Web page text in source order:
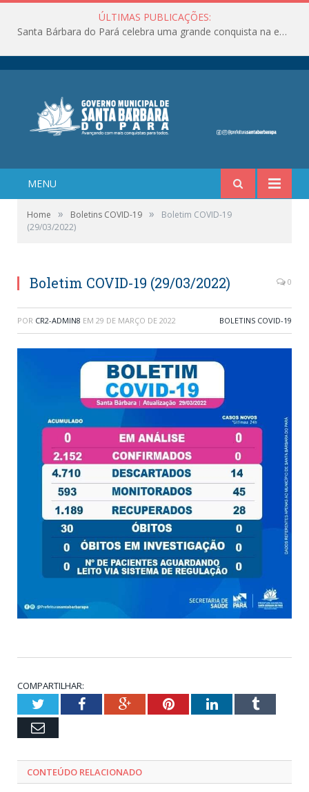
ÚLTIMAS PUBLICAÇÕES:
Santa Bárbara do Pará celebra uma grande conquista na educação!
MENU
Home » Boletins COVID-19 »
Boletim COVID-19
(29/03/2022)
Boletim COVID-19 (29/03/2022) 0
POR CR2-ADMIN8 EM 29 DE MARÇO DE 2022 BOLETINS COVID-19
COMPARTILHAR:
TwitterFacebookGoogle+PinterestLinkedInTumblr
Email
CONTEÚDO RELACIONADO